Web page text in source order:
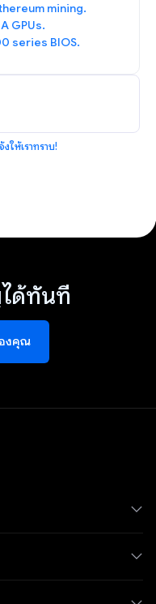
mining.
GPUs.
series BIOS.
งให้เราทราบ!
ได้ทันที
องคุณ